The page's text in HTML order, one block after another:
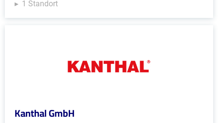
1 Standort
Kanthal GmbH